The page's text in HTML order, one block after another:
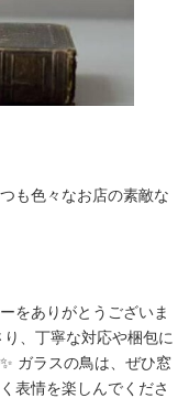
も色々なお店の素敵な
をありがとうございま
、丁寧な対応や梱包に
ガラスの鳥は、ぜひ窓
表情を楽しんでくださ